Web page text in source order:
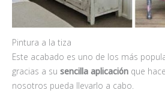
Pintura a la tiza
Este acabado es uno de los más
gracias a su sencilla aplicación que
nosotros pueda llevarlo a cabo.